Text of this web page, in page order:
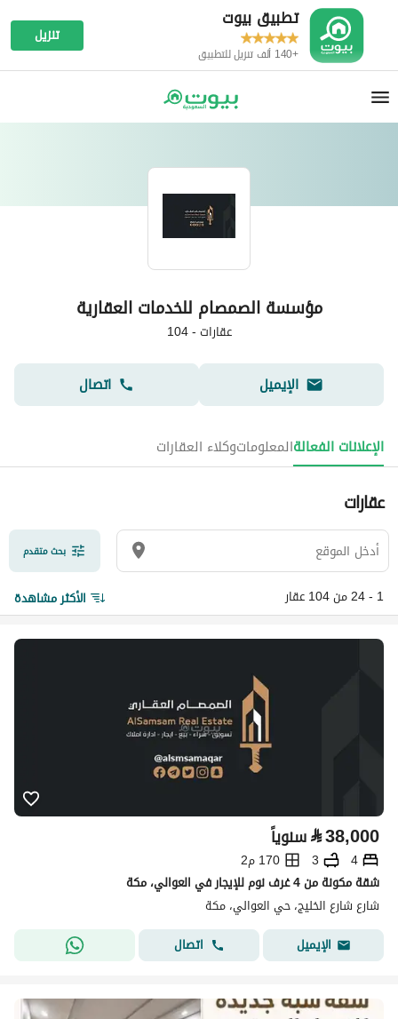
تطبيق بيوت
+140 ألف تنزيل للتطبيق
تنزيل
مؤسسة الصمصام للخدمات العقارية
عقارات-
104
الإيميل اتصال
الإعلانات الفعالةالمعلوماتوكلاء العقارات
عقارات
بحث متقدم
1 - 24 من 104 عقار الأكثر مشاهدة
⃁38,000 سنوياً
4
3
170 م2
شقة مكونة من 4 غرف نوم للإيجار في العوالي، مكة
شارع شارع الخليج، حي العوالي، مكة
الإيميل
اتصال